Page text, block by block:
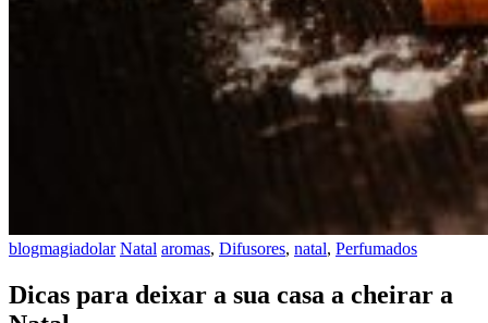
blogmagiadolar Natal aromas, Difusores, natal, Perfumados
Dicas para deixar a sua casa a cheirar a